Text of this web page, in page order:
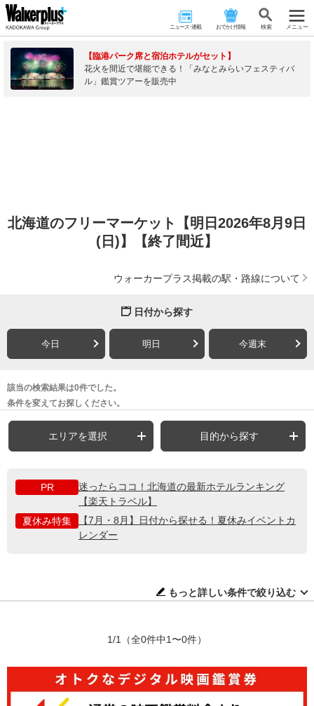
ニュース･連載 おでかけ情報 検 索 メニュー
【臨港パーク席と宿泊ホテルがセット】
花火を間近で堪能できる！「みなとみらいフェスティバ
ル」鑑賞ツアーを販売中
北海道のフリーマーケット【明日2026年8月9日
(日)】【終了間近】
ウォーカープラス掲載の駅・路線について
日付から探す
今日 明日 今週末
該当の検索結果は0件でした。
条件を変えてお探しください。
エリアを選択 目的から探す
PR
迷ったらココ！北海道の最新ホテルランキング
【楽天トラベル】
夏休み特集
【7月・8月】日付から探せる！夏休みイベントカ
レンダー
もっと詳しい条件で絞り込む
1/1 （全0件中1〜0件）